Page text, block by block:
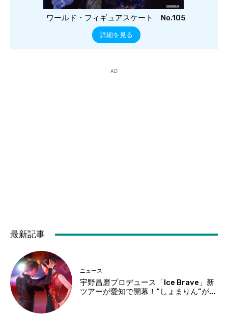
ワールド・フィギュアスケート No.105
詳細を見る
- AD -
最新記事
ニュース
宇野昌磨プロデュース「Ice Brave」新
ツアーが愛知で開幕！“しょまりん”が...